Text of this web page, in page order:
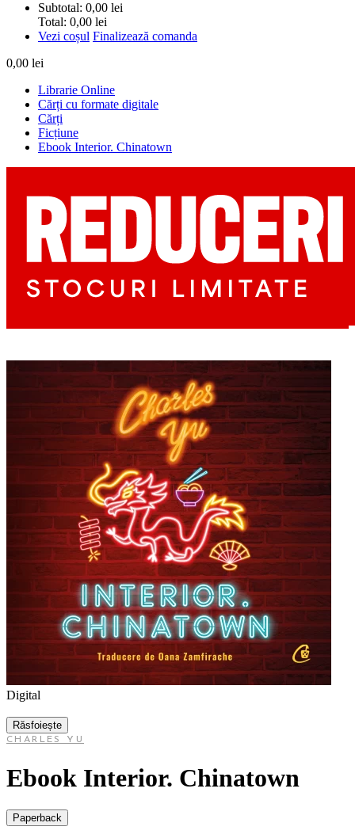
Subtotal: 0,00 lei
Total: 0,00 lei
Vezi coșul Finalizează comanda
0,00 lei
Librarie Online
Cărți cu formate digitale
Cărți
Ficțiune
Ebook Interior. Chinatown
Digital
Răsfoiește
CHARLES YU
Ebook Interior. Chinatown
Paperback